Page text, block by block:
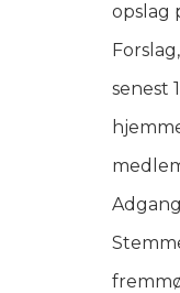
opslag
senest